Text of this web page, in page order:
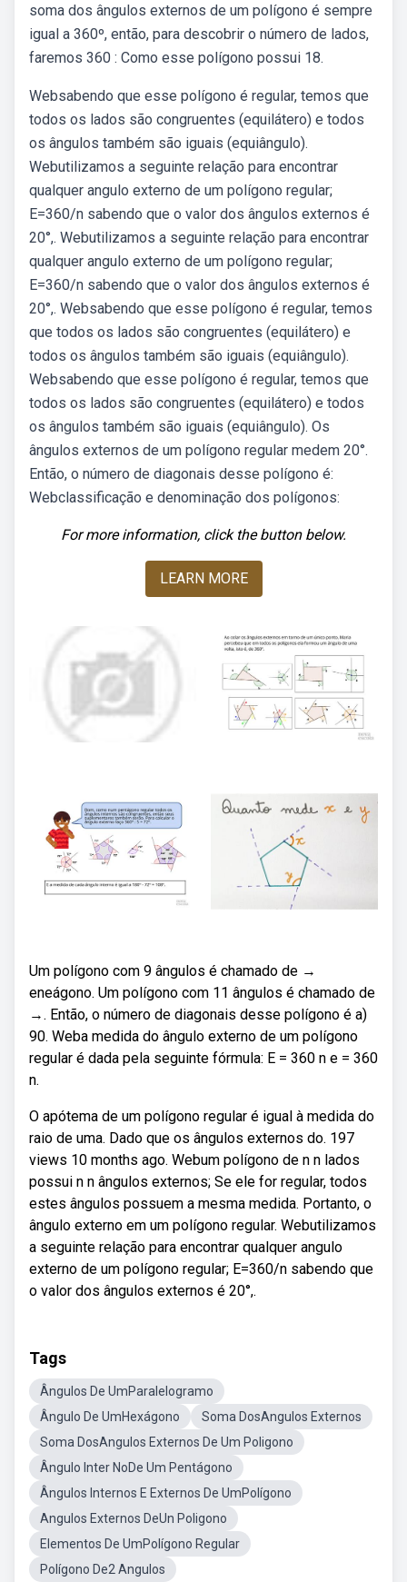
soma dos ângulos externos de um polígono é sempre
igual a 360º, então, para descobrir o número de lados,
faremos 360 : Como esse polígono possui 18.
Websabendo que esse polígono é regular, temos que
todos os lados são congruentes (equilátero) e todos
os ângulos também são iguais (equiângulo).
Webutilizamos a seguinte relação para encontrar
qualquer angulo externo de um polígono regular;
E=360/n sabendo que o valor dos ângulos externos é
20°,. Webutilizamos a seguinte relação para encontrar
qualquer angulo externo de um polígono regular;
E=360/n sabendo que o valor dos ângulos externos é
20°,. Websabendo que esse polígono é regular, temos
que todos os lados são congruentes (equilátero) e
todos os ângulos também são iguais (equiângulo).
Websabendo que esse polígono é regular, temos que
todos os lados são congruentes (equilátero) e todos
os ângulos também são iguais (equiângulo). Os
ângulos externos de um polígono regular medem 20°.
Então, o número de diagonais desse polígono é:
Webclassificação e denominação dos polígonos:
For more information, click the button below.
LEARN MORE
Um polígono com 9 ângulos é chamado de →
eneágono. Um polígono com 11 ângulos é chamado de
→. Então, o número de diagonais desse polígono é a)
90. Weba medida do ângulo externo de um polígono
regular é dada pela seguinte fórmula: E = 360 n e = 360
n.
O apótema de um polígono regular é igual à medida do
raio de uma. Dado que os ângulos externos do. 197
views 10 months ago. Webum polígono de n n lados
possui n n ângulos externos; Se ele for regular, todos
estes ângulos possuem a mesma medida. Portanto, o
ângulo externo em um polígono regular. Webutilizamos
a seguinte relação para encontrar qualquer angulo
externo de um polígono regular; E=360/n sabendo que
o valor dos ângulos externos é 20°,.
Tags
Ângulos De UmParalelogramo
Ângulo De UmHexágono
Soma DosAngulos Externos
Soma DosAngulos Externos De Um Poligono
Ângulo Inter NoDe Um Pentágono
Ângulos Internos E Externos De UmPolígono
Angulos Externos DeUn Poligono
Elementos De UmPolígono Regular
Polígono De2 Angulos